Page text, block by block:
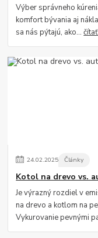
Výber správneho
komfort bývania aj
sa nás pýtajú, ako...
24.02.2025 Články
Kotol na drevo vs.
Je výrazný rozdiel v
na drevo a kotlom na
Vykurovanie pevnými